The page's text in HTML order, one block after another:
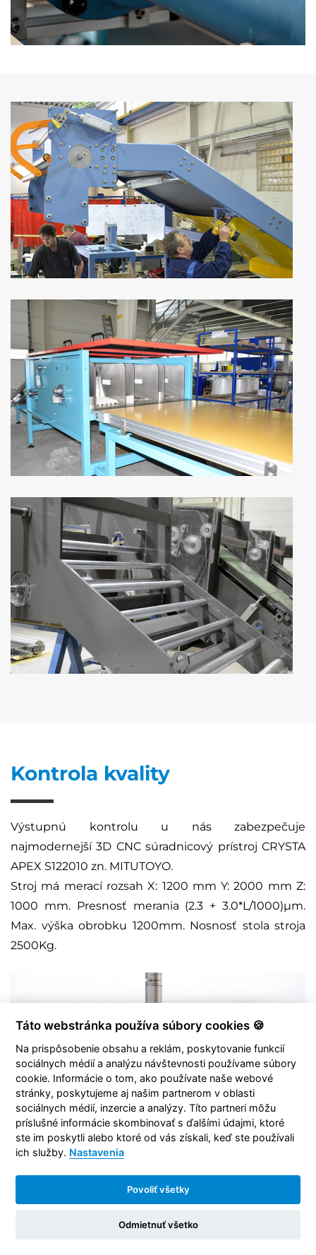
Kontrola kvality
Výstupnú kontrolu u nás zabezpečuje
najmodernejší 3D CNC súradnicový prístroj CRYSTA
APEX S122010 zn. MITUTOYO.
Stroj má merací rozsah X: 1200 mm Y: 2000 mm Z:
1000 mm. Presnosť merania (2.3 + 3.0*L/1000)µm.
Max. výška obrobku 1200mm. Nosnosť stola stroja
2500Kg.
Táto webstránka používa súbory cookies 🍪
Na prispôsobenie obsahu a reklám, poskytovanie funkcií
sociálnych médií a analýzu návštevnosti používame súbory
cookie. Informácie o tom, ako používate naše webové
stránky, poskytujeme aj našim partnerom v oblasti
sociálnych médií, inzercie a analýzy. Títo partneri môžu
príslušné informácie skombinovať s ďalšími údajmi, ktoré
ste im poskytli alebo ktoré od vás získali, keď ste používali
ich služby. Nastavenia
Povoliť všetky
Odmietnuť všetko